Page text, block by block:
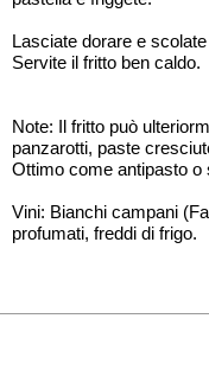
Lasciate dorare e
Servite il fritto ben caldo.
Note: Il fritto può
panzarotti, paste
Ottimo come antipasto o
Vini: Bianchi campani
profumati, freddi di frigo.